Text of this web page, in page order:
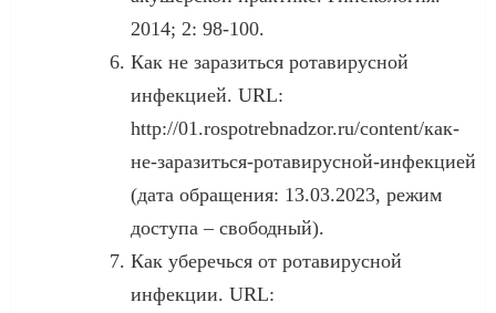
2014; 2: 98-100.
Как не заразиться ротавирусной
инфекцией. URL:
http://01.rospotrebnadzor.ru/content/как-
не-заразиться-ротавирусной-инфекцией
(дата обращения: 13.03.2023, режим
доступа – свободный).
Как уберечься от ротавирусной
инфекции. URL: